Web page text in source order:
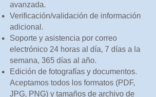
avanzada.
Verificación/validación de información
adicional.
Soporte y asistencia por correo
electrónico 24 horas al día, 7 días a la
semana, 365 días al año.
Edición de fotografías y documentos.
Aceptamos todos los formatos (PDF,
JPG, PNG) y tamaños de archivo de